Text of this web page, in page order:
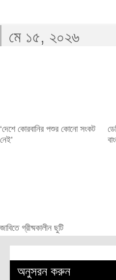
মে ১৫, ২০২৬
‘দেশে কোরবানির পশুর কোনো সংকট
নেই’
জাবিতে গ্রীষ্মকালীন ছুটি
অনুসরন করুন